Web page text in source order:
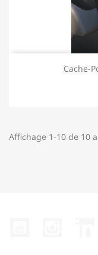
Cache-
Affichage 1-10 de 10